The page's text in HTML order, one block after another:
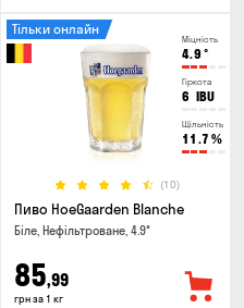
Міцність
4.9 °
Гіркота
6 IBU
Щільність
11.7 %
(10)
Тільки онлайн
Пиво HoeGaarden Blanche
Біле, Нефільтроване, 4.9°
85,99
грн за 1 кг